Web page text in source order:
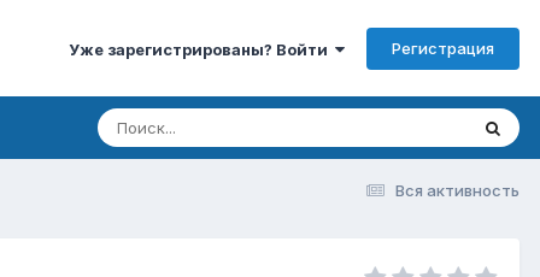
Уже зарегистрированы? Войти Регистрация
Вся активность